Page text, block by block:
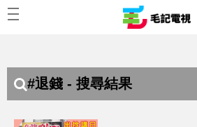
#退錢 - 搜尋結果